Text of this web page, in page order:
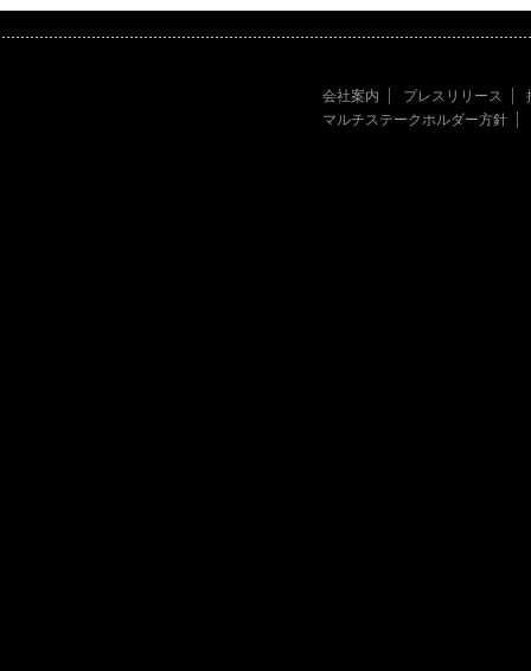
会社案内 プレスリリース
マルチステークホルダー方針